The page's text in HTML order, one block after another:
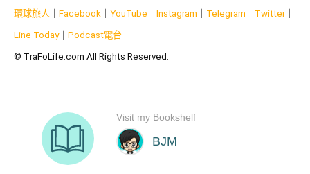
環球旅人 Facebook YouTube Instagram Telegram Twitter｜
Line Today｜ Podcast電台
© TraFoLife.com All Rights Reserved.